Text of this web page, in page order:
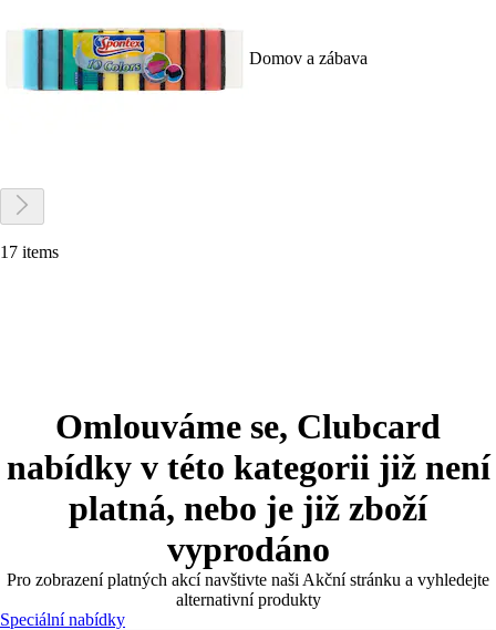
Domov a zábava
17 items
Omlouváme se, Clubcard
nabídky v této kategorii již není
platná, nebo je již zboží
vyprodáno
Pro zobrazení platných akcí navštivte naši Akční stránku a vyhledejte
alternativní produkty
Speciální nabídky